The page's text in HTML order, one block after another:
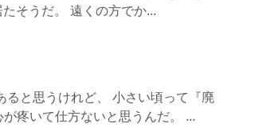
そうだ。 遠くの方でか...
ると思うけれど、 小さい頃って『廃
疼いて仕方ないと思うんだ。 ...